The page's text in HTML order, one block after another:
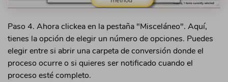
Paso 4. Ahora clickea en la pestaña "Misceláneo". Aquí,
tienes la opción de elegir un número de opciones. Puedes
elegir entre si abrir una carpeta de conversión donde el
proceso ocurre o si quieres ser notificado cuando el
proceso esté completo.